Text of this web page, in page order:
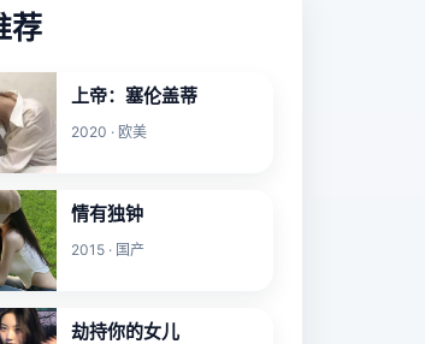
荐
上帝：塞伦盖蒂
2020 · 欧美
情有独钟
2015 · 国产
劫持你的女儿